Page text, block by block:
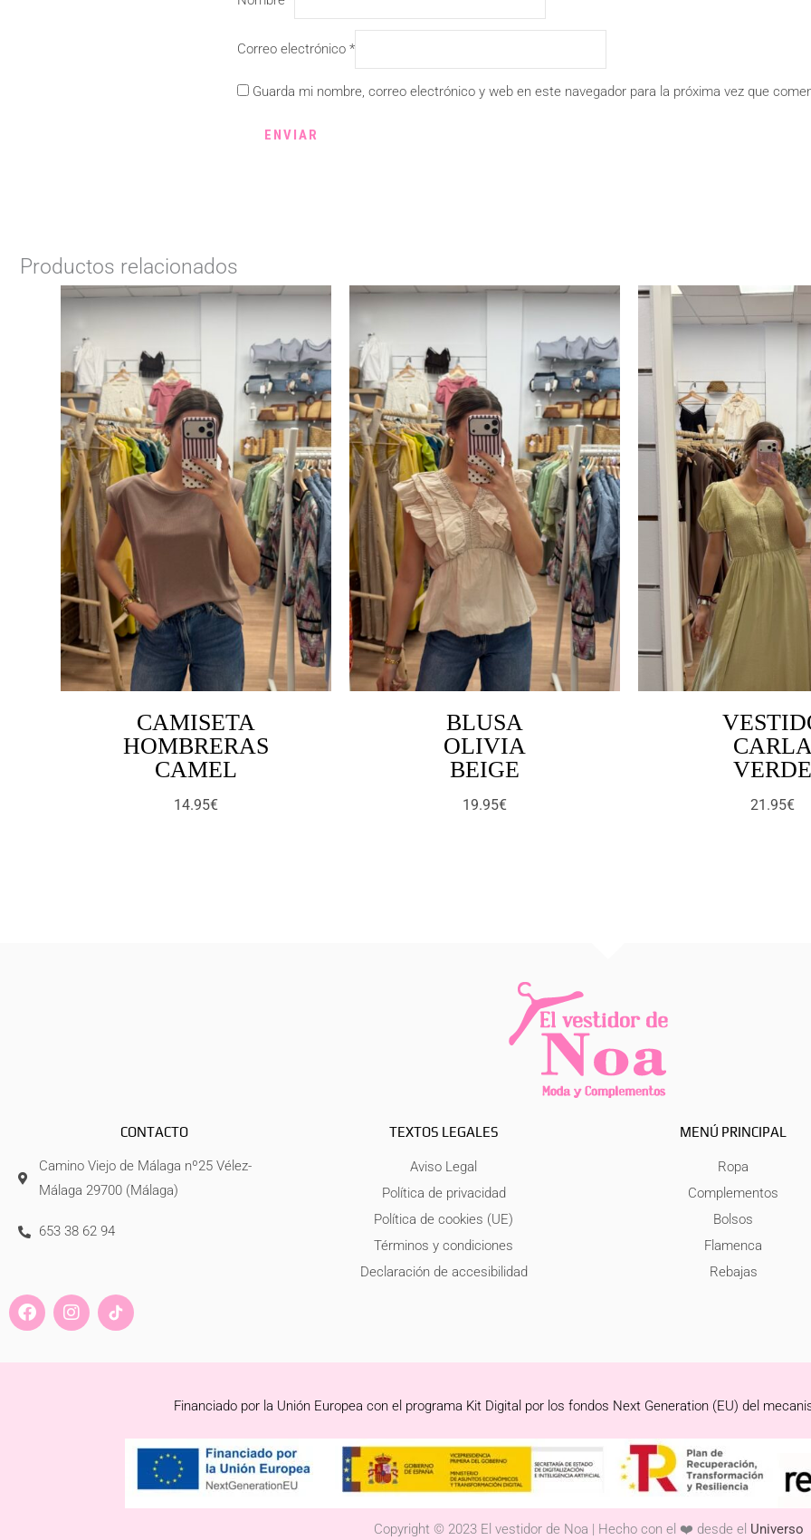
Correo electrónico *
Guarda mi nombre, correo electrónico y web en este navegador para la próxima vez que
Productos relacionados
CAMISETA
HOMBRERAS
CAMEL
14.95€
BLUSA
OLIVIA
BEIGE
19.95€ 21.95€
CONTACTO
Camino Viejo de Málaga nº25 Vélez-
Málaga 29700 (Málaga)
653 38 62 94
TEXTOS LEGALES
Aviso Legal
Política de privacidad
Política de cookies (UE)
Términos y condiciones
Declaración de accesibilidad
MENÚ PRINCIPAL
Ropa
Complementos
Bolsos
Flamenca
Rebajas
F
a
e
I
n
t
Financiado por la Unión Europea con el programa Kit Digital por los fondos Next Generation (EU) del
Copyright © 2023 El vestidor de Noa | Hecho con el ❤️ desde el Universo